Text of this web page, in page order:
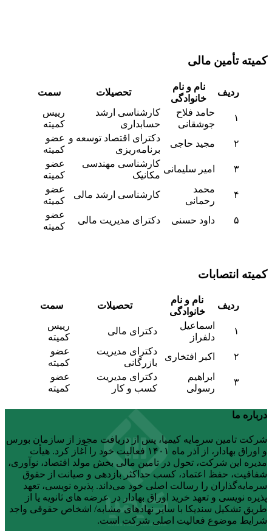
کمیته تأمین مالی
ردیف
نام و نام
خانوادگی
تحصیلات سمت
۱
حامد فلاح
جوشقانی
کارشناسی ارشد
حسابداری
رییس
کمیته
۲
مجید حاجی
دکترای اقتصاد توسعه و
برنامه‌ریزی
عضو
کمیته
۳
امیر سلیمانی
کارشناسی مهندسی
مکانیک
عضو
کمیته
۴
محمد
رحمانی
کارشناسی ارشد مالی
عضو
کمیته
۵
داود حسنی دکترای مدیریت مالی
عضو
کمیته
کمیته انتصابات
ردیف
نام و نام
خانوادگی
تحصیلات سمت
۱
اسماعیل
دلفراز
دکترای مالی
رییس
کمیته
۲
اکبر افتخاری
دکترای مدیریت
بازرگانی
عضو
کمیته
۳
ابراهیم
رسولی
دکترای مدیریت
کسب و کار
عضو
کمیته
درباره ما
شرکت تامین سرمایه کیمیا، پس از دریافت مجوز از سازمان بورس
و اوراق بهادار، از آذر ماه ۱۴۰۱ فعالیت خود را آغاز کرد. هیأت
مدیره این شرکت، تحول در تامین مالی بخش مولد اقتصاد، نوآوری،
شفافیت، حفظ اعتماد، کسب حداکثر بازدهی و صیانت از حقوق
سرمایه‌گذاران را رسالت اصلی خود می‌داند. پذیره نویسی، تعهد
پذیره نویسی و تعهد خرید اوراق بهادار در عرضه های ثانویه یا از
طریق تشکیل سندیکا با سایر نهادهای مشابه/ اشخاص حقوقی واجد
شرایط موضوع فعالیت اصلی شرکت است.